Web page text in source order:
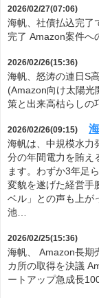
2026/02/27(07:06)
海帆、社債払込完了
完了 Amazon案件へ
2026/02/26(15:36)
海帆、怒涛の連日S
(Amazon向け太陽光
策と出来高枯らしの
2026/02/26(09:15)
海帆は、中規模水力
分の年間電力を賄え
ます。わずか3年足
変貌を遂げた経営手
ベル」との声も上が
池…
2026/02/25(15:36)
海帆、 Amazon長期
カ所の取得を決議
ートアップ急成長